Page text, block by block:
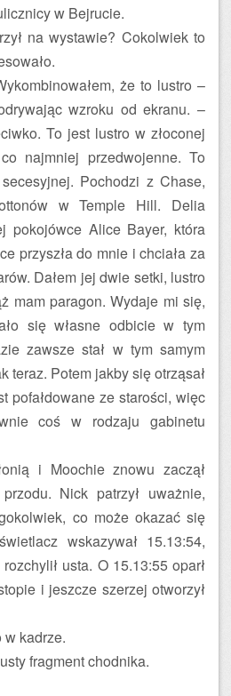
w Bejrucie.
na wystawie? Cokolwiek to
że to lustro –
wzroku od ekranu. –
To jest lustro w złoconej
najmniej przedwojenne. To
Pochodzi z Chase,
w Temple Hill. Delia
pokojówce Alice Bayer, która
przyszła do mnie i chciała za
Dałem jej dwie setki, lustro
mam paragon. Wydaje mi się,
się własne odbicie w tym
zawsze stał w tym samym
teraz. Potem jakby się otrząsał
pofałdowane ze starości, więc
coś w rodzaju gabinetu
i Moochie znowu zaczął
Nick patrzył uważnie,
co może okazać się
wskazywał 15.13:54,
usta. O 15.13:55 oparł
i jeszcze szerzej otworzył
w kadrze.
fragment chodnika.